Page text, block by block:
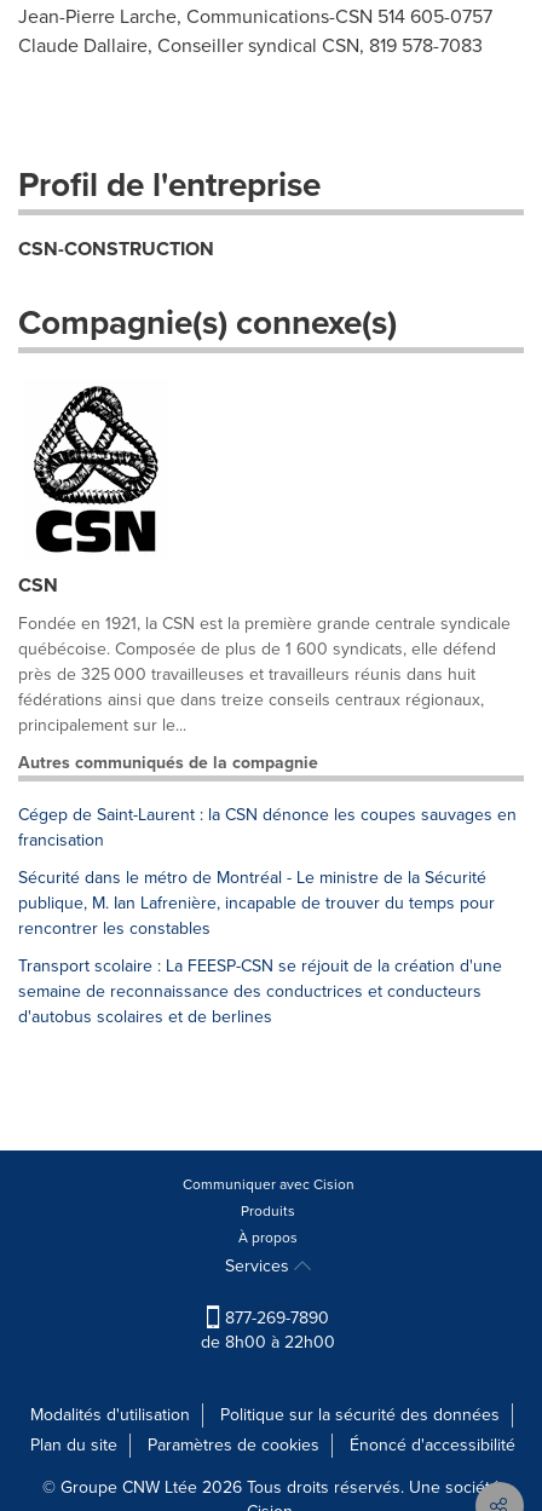
Jean-Pierre Larche, Communications-CSN 514 605-0757
Claude Dallaire, Conseiller syndical CSN, 819 578-7083
Profil de l'entreprise
CSN-CONSTRUCTION
Compagnie(s) connexe(s)
CSN
Fondée en 1921, la CSN est la première grande centrale syndicale
québécoise. Composée de plus de 1 600 syndicats, elle défend
près de 325 000 travailleuses et travailleurs réunis dans huit
fédérations ainsi que dans treize conseils centraux régionaux,
principalement sur le...
Autres communiqués de la compagnie
Cégep de Saint-Laurent : la CSN dénonce les coupes sauvages en
francisation
Sécurité dans le métro de Montréal - Le ministre de la Sécurité
publique, M. Ian Lafrenière, incapable de trouver du temps pour
rencontrer les constables
Transport scolaire : La FEESP-CSN se réjouit de la création d'une
semaine de reconnaissance des conductrices et conducteurs
d'autobus scolaires et de berlines
Communiquer avec Cision
Produits
À propos
Services
877-269-7890
de 8h00 à 22h00
Modalités d'utilisation
Politique sur la sécurité des données
Plan du site
Paramètres de cookies
Énoncé d'accessibilité
© Groupe CNW Ltée 2026 Tous droits réservés. Une société